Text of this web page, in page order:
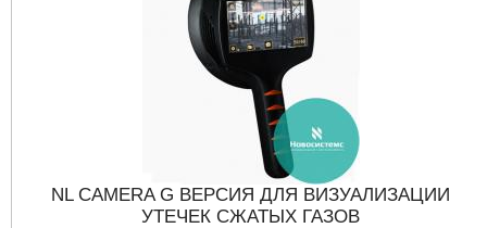
NL CAMERA G ВЕРСИЯ ДЛЯ ВИЗУАЛИЗАЦИИ
УТЕЧЕК СЖАТЫХ ГАЗОВ